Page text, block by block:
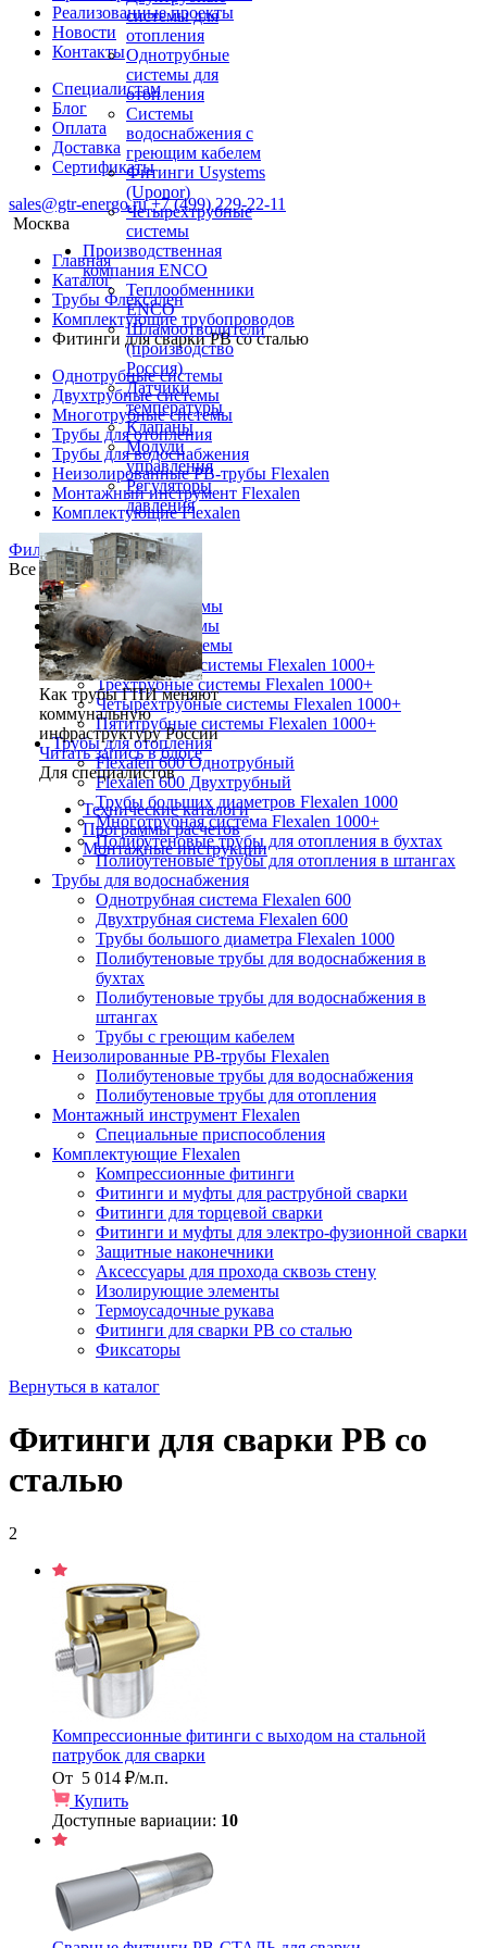
системы для
отопления
Однотрубные
системы для
отопления
Системы
водоснабжения с
греющим кабелем
Фитинги Usystems
(Uponor)
Четырехтрубные
системы
Производственная
компания ENCO
Теплообменники
ENCO
Шламоотводители
(производство
Россия)
Датчики
температуры
Клапаны
Модули
управления
Регуляторы
давления
Как трубы ГПИ меняют
коммунальную
инфраструктуру России
Читать запись в блоге
Для специалистов
Технические каталоги
Программы расчетов
Монтажные инструкции
Реализованные проекты
Новости
Контакты
Специалистам
Блог
Оплата
Доставка
Сертификаты
sales@gtr-energo.ru +7 (499) 229-22-11
Москва
Главная
Каталог
Трубы Флексален
Комплектующие трубопроводов
Фитинги для сварки PB со сталью
Однотрубные системы
Двухтрубные системы
Многотрубные системы
Трубы для отопления
Трубы для водоснабжения
Неизолированные PB-трубы Flexalen
Монтажный инструмент Flexalen
Комплектующие Flexalen
Фильтры
Все товары
Однотрубные системы
Двухтрубные системы
Многотрубные системы
Двухтрубные системы Flexalen 1000+
Трехтрубные системы Flexalen 1000+
Четырехтрубные системы Flexalen 1000+
Пятитрубные системы Flexalen 1000+
Трубы для отопления
Flexalen 600 Однотрубный
Flexalen 600 Двухтрубный
Трубы больших диаметров Flexalen 1000
Многотрубная система Flexalen 1000+
Полибутеновые трубы для отопления в бухтах
Полибутеновые трубы для отопления в штангах
Трубы для водоснабжения
Однотрубная система Flexalen 600
Двухтрубная система Flexalen 600
Трубы большого диаметра Flexalen 1000
Полибутеновые трубы для водоснабжения в
бухтах
Полибутеновые трубы для водоснабжения в
штангах
Трубы с греющим кабелем
Неизолированные PB-трубы Flexalen
Полибутеновые трубы для водоснабжения
Полибутеновые трубы для отопления
Монтажный инструмент Flexalen
Специальные приспособления
Комплектующие Flexalen
Компрессионные фитинги
Фитинги и муфты для раструбной сварки
Фитинги для торцевой сварки
Фитинги и муфты для электро-фузионной сварки
Защитные наконечники
Аксессуары для прохода сквозь стену
Изолирующие элементы
Термоусадочные рукава
Фитинги для сварки PB со сталью
Фиксаторы
Вернуться в каталог
Фитинги для сварки PB со
сталью
2
Компрессионные фитинги с выходом на стальной
патрубок для сварки
От 5 014 ₽/м.п.
Купить
Доступные вариации: 10